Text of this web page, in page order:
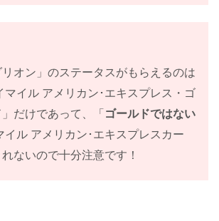
リオン」のステータスがもらえるのは
マイル アメリカン･エキスプレス・ゴ
だけであって、「 ゴールドではない
イル アメリカン･エキスプレスカー
ないので十分注意です！